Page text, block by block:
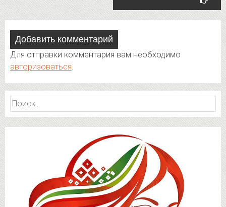
Добавить комментарий
Для отправки комментария вам необходимо
авторизоваться.
Найти: